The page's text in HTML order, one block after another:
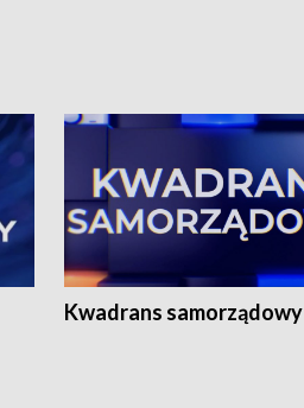
Kwadrans samorządowy